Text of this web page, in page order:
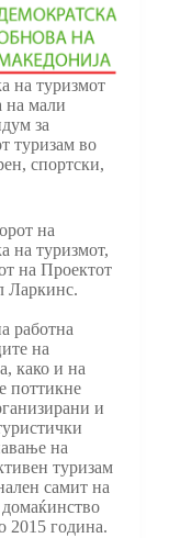
на туризмот
на мали
за
туризам во
спортски,
на
на туризмот,
на Проектот
Ларкинс.
работна
на
како и на
поттикне
и
на
туризам
самит на
2015 година.